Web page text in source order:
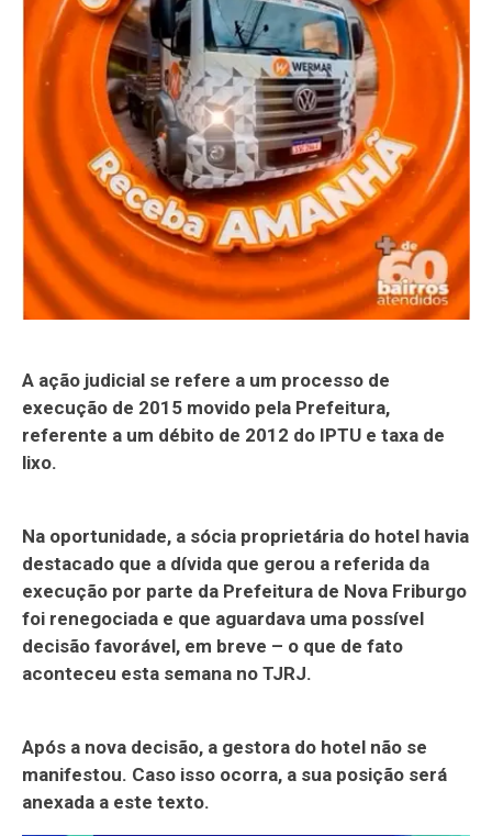
A ação judicial se refere a um processo de
execução de 2015 movido pela Prefeitura,
referente a um débito de 2012 do IPTU e taxa de
lixo.
Na oportunidade, a sócia proprietária do hotel havia
destacado que a dívida que gerou a referida da
execução por parte da Prefeitura de Nova Friburgo
foi renegociada e que aguardava uma possível
decisão favorável, em breve – o que de fato
aconteceu esta semana no TJRJ.
Após a nova decisão, a gestora do hotel não se
manifestou. Caso isso ocorra, a sua posição será
anexada a este texto.